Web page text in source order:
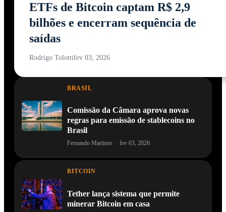
ETFs de Bitcoin captam R$ 2,9
bilhões e encerram sequência de
saídas
Rodrigo Tolottifev 03, 2026
BRASIL
Comissão da Câmara aprova novas
regras para emissão de stablecoins no
Brasil
Fernando Martines · fev 03, 2026
BITCOIN
Tether lança sistema que permite
minerar Bitcoin em casa